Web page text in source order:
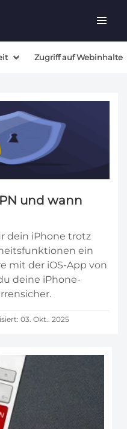
Zugriff auf Webinhalte
und wann
dein iPhone trotz
ein
mit der iOS-App von
deine iPhone-
03. Okt.. 2025